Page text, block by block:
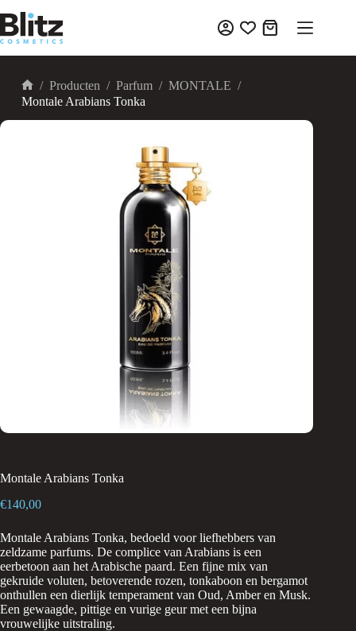
naar
de
Winkelwagen
Home
/ Producten / Parfum / MONTALE /
Montale Arabians Tonka
Montale Arabians Tonka
€140,00
Montale Arabians Tonka, bedoeld voor liefhebbers van
zeldzame parfums. De complice van Arabians is een
eerbetoon aan het Arabische paard. Een fijne mix van
gekruide voluten, betoverende rozen, tonkaboon en bergamot
onthullen een dierlijk temperament van Oud, Amber en Musk.
Een gewaagde, pittige en vurige geur met een bijna
vrouwelijke uitstraling.